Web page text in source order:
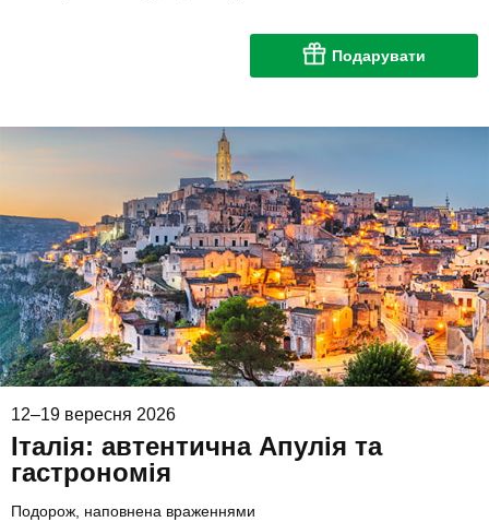
Подарувати
12–19 вересня 2026
Італія: автентична Апулія та
гастрономія
Подорож, наповнена враженнями